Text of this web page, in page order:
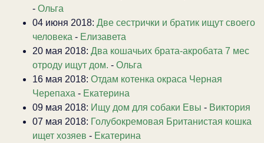
- Ольга
04 июня 2018: Две сестрички и братик ищут своего
человека - Елизавета
20 мая 2018: Два кошачьих брата-акробата 7 мес
отроду ищут дом. - Ольга
16 мая 2018: Отдам котенка окраса Черная
Черепаха - Екатерина
09 мая 2018: Ищу дом для собаки Евы - Виктория
07 мая 2018: Голубокремовая Британистая кошка
ищет хозяев - Екатерина